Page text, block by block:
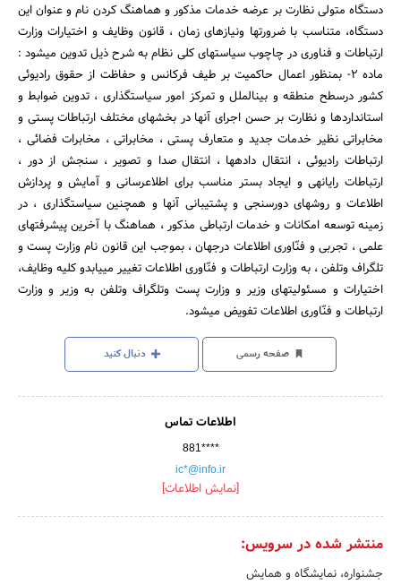
دستگاه متولی نظارت بر عرضه خدمات مذکور و هماهنگ کردن نام و عنوان این
دستگاه، متناسب با ضرورتها ونیازهای زمان ، قانون وظایف و اختیارات وزارت
ارتباطات و فناوری در چاچوب سیاستهای کلی نظام به شرح ذیل تدوین می‎شود :
ماده 2- بمنظور اعمال حاکمیت بر طیف فرکانس و حفاظت از حقوق رادیوئی
کشور درسطح منطقه و بین‎الملل و تمرکز امور سیاستگذاری ، تدوین ضوابط و
استانداردها و نظارت بر حسن اجرای آنها در بخشهای مختلف ارتباطات پستی و
مخابراتی نظیر خدمات جدید و متعارف پستی ، مخابراتی ، مخابرات فضائی ،
ارتباطات رادیوئی ، انتقال داده‎ها ، انتقال صدا و تصویر ، سنجش از دور ،
ارتباطات رایانه‎ی و ایجاد بستر مناسب برای اطلاع‎رسانی و آمایش و پردازش
اطلاعات و روشهای دورسنجی و پشتیبانی آنها و همچنین سیاستگذاری ، در
زمینه توسعه امکانات و خدمات ارتباطی مذکور ، هماهنگ با آخرین پیشرفتهای
علمی ، تجربی و فنّاوری اطلاعات درجهان ، بموجب این قانون نام وزارت پست و
تلگراف وتلفن ، به وزارت ارتباطات و فنّاوری اطلاعات تغییر می‎یابدو کلیه وظایف،
اختیارات و مسئولیتهای وزیر و وزارت پست وتلگراف وتلفن به وزیر و وزارت
ارتباطات و فنّاوری اطلاعات تفویض می‎شود.
صفحه رسمی دنبال کنید
اطلاعات تماس
881****
ic*@info.ir
[نمایش اطلاعات]
منتشر شده در سرویس:
جشنواره، نمایشگاه و همایش